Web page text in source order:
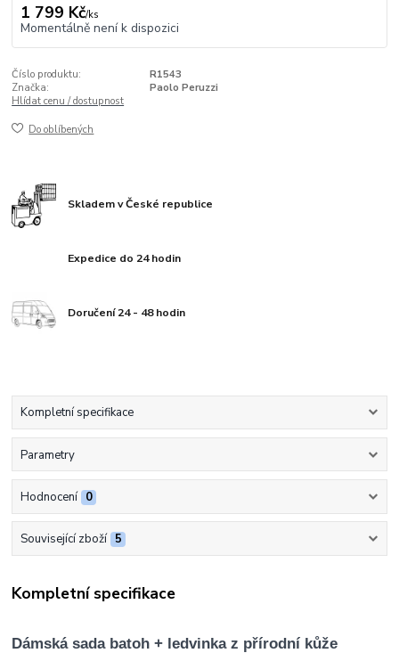
1 799 Kč/ks
Momentálně není k dispozici
Číslo produktu:
R1543
Značka:
Paolo Peruzzi
Hlídat cenu / dostupnost
Do oblíbených
Skladem v České republice
Expedice do 24 hodin
Doručení 24 - 48 hodin
Kompletní specifikace
Parametry
Hodnocení 0
Související zboží 5
Kompletní specifikace
Dámská sada batoh + ledvinka z přírodní kůže